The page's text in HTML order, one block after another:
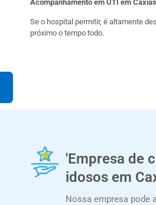
Acompanhamento em UTI em Caxias
Se o hospital permitir, é altamente
próximo o tempo todo.
'Empresa de
idosos em
Nossa empresa pode